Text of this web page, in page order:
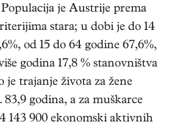
je Austrije prema
stara; u dobi je do 14
od 15 do 64 godine 67,6%,
godina 17,8 % stanovništva
je trajanje života za žene
83,9 godina, a za muškarce
143 900 ekonomski aktivnih